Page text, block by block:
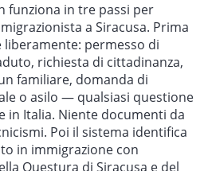
funziona in tre passi per
a Siracusa. Prima
liberamente: permesso di
richiesta di cittadinanza,
familiare, domanda di
o asilo — qualsiasi questione
in Italia. Niente documenti da
Poi il sistema identifica
in immigrazione con
Questura di Siracusa e del